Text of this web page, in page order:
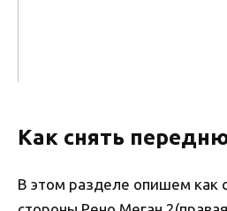
Как снять
В этом разделе опишем как